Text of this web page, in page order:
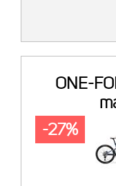
ONE-
-27%